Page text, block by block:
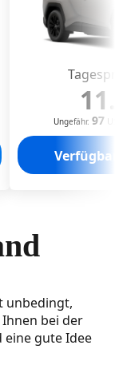
Sie in
Ungefähr. 97
unbedingt,
bei der
eine gute Idee